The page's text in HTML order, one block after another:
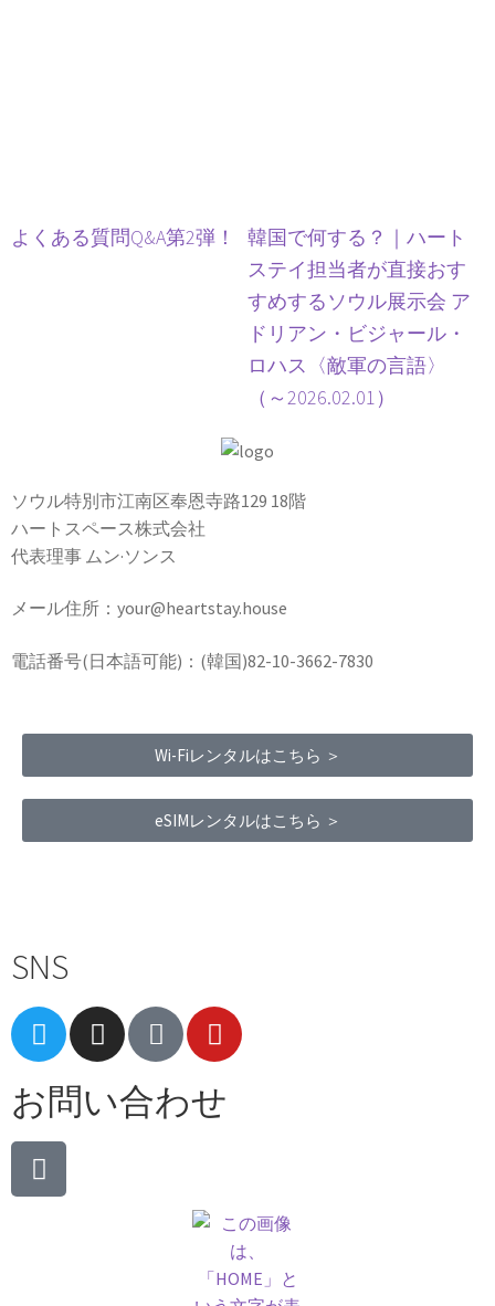
よくある質問Q&A第2弾！
韓国で何する？｜ハート
ステイ担当者が直接おす
すめするソウル展示会 ア
ドリアン・ビジャール・
ロハス〈敵軍の言語〉
（～2026.02.01）
ソウル特別市江南区奉恩寺路129 18階
ハートスペース株式会社
代表理事 ムン·ソンス
メール住所：your@heartstay.house
電話番号(日本語可能)：(韓国)82-10-3662-7830
Wi-Fiレンタルはこちら ＞
eSIMレンタルはこちら ＞
SNS
お問い合わせ